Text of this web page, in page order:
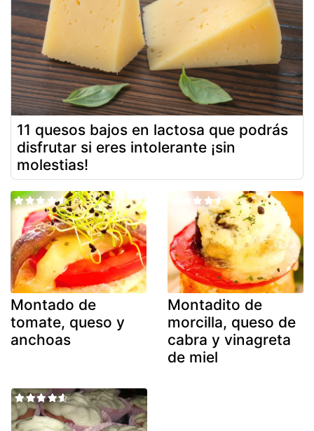
11 quesos bajos en lactosa que podrás
disfrutar si eres intolerante ¡sin
molestias!
Montado de
tomate, queso y
anchoas
Montadito de
morcilla, queso de
cabra y vinagreta
de miel